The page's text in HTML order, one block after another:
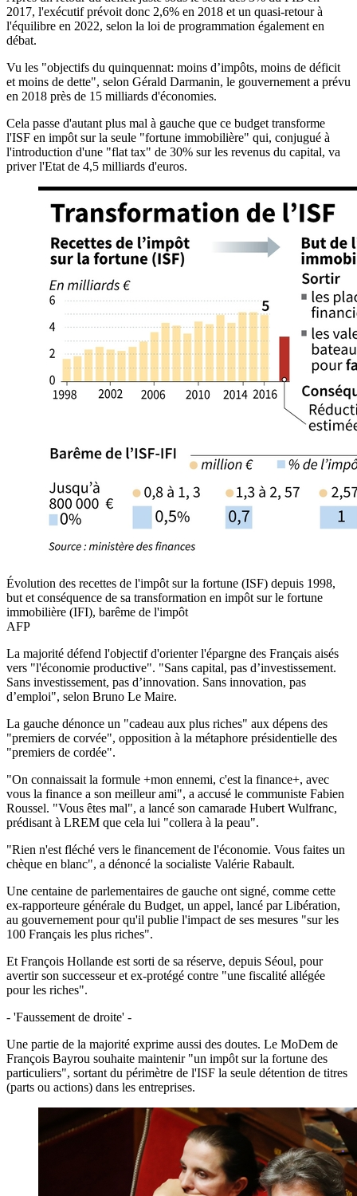
2017, l'exécutif prévoit donc 2,6% en 2018 et un quasi-retour à
l'équilibre en 2022, selon la loi de programmation également en
débat.
Vu les "objectifs du quinquennat: moins d’impôts, moins de déficit
et moins de dette", selon Gérald Darmanin, le gouvernement a prévu
en 2018 près de 15 milliards d'économies.
Cela passe d'autant plus mal à gauche que ce budget transforme
l'ISF en impôt sur la seule "fortune immobilière" qui, conjugué à
l'introduction d'une "flat tax" de 30% sur les revenus du capital, va
priver l'Etat de 4,5 milliards d'euros.
Évolution des recettes de l'impôt sur la fortune (ISF) depuis 1998,
but et conséquence de sa transformation en impôt sur le fortune
immobilière (IFI), barême de l'impôt
AFP
La majorité défend l'objectif d'orienter l'épargne des Français aisés
vers "l'économie productive". "Sans capital, pas d’investissement.
Sans investissement, pas d’innovation. Sans innovation, pas
d’emploi", selon Bruno Le Maire.
La gauche dénonce un "cadeau aux plus riches" aux dépens des
"premiers de corvée", opposition à la métaphore présidentielle des
"premiers de cordée".
"On connaissait la formule +mon ennemi, c'est la finance+, avec
vous la finance a son meilleur ami", a accusé le communiste Fabien
Roussel. "Vous êtes mal", a lancé son camarade Hubert Wulfranc,
prédisant à LREM que cela lui "collera à la peau".
"Rien n'est fléché vers le financement de l'économie. Vous faites un
chèque en blanc", a dénoncé la socialiste Valérie Rabault.
Une centaine de parlementaires de gauche ont signé, comme cette
ex-rapporteure générale du Budget, un appel, lancé par Libération,
au gouvernement pour qu'il publie l'impact de ses mesures "sur les
100 Français les plus riches".
Et François Hollande est sorti de sa réserve, depuis Séoul, pour
avertir son successeur et ex-protégé contre "une fiscalité allégée
pour les riches".
- 'Faussement de droite' -
Une partie de la majorité exprime aussi des doutes. Le MoDem de
François Bayrou souhaite maintenir "un impôt sur la fortune des
particuliers", sortant du périmètre de l'ISF la seule détention de titres
(parts ou actions) dans les entreprises.